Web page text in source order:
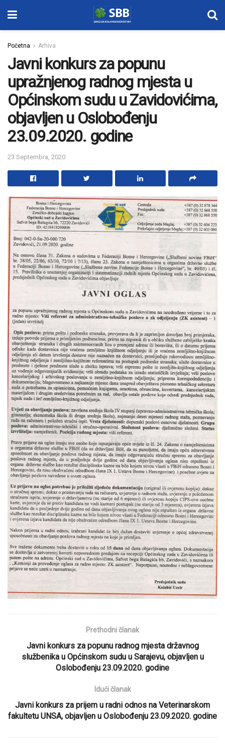
Početna Arhiva
Javni konkurs za popunu
upražnjenog radnog mjesta u
Općinskom sudu u Zavidovićima,
objavljen u Oslobođenju
23.09.2020. godine
23 Septembra, 2020
Prethodni članak
Javni konkurs za popunu radnog mjesta državnog
službenika u Općinskom sudu u Sarajevu, objavljen u
Oslobođenju 23.09.2020. godine
Idući članak
Javni konkurs za prijem u radni odnos na Veterinarskom
fakultetu UNSA, objavljen u Oslobođenju 23.09.2020. godine